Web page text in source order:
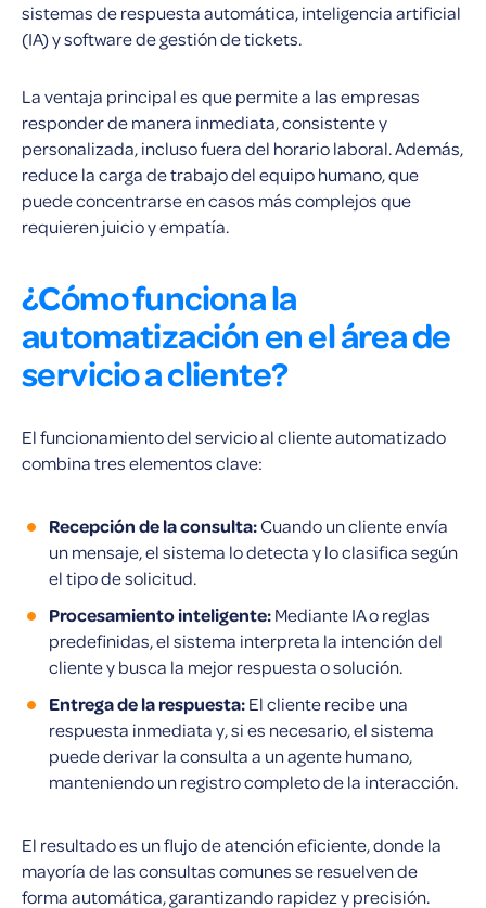
sistemas de respuesta automática, inteligencia artificial
(IA) y software de gestión de tickets.
La ventaja principal es que permite a las empresas
responder de manera inmediata, consistente y
personalizada, incluso fuera del horario laboral. Además,
reduce la carga de trabajo del equipo humano, que
puede concentrarse en casos más complejos que
requieren juicio y empatía.
¿Cómo funciona la
automatización en el área de
servicio a cliente?
El funcionamiento del servicio al cliente automatizado
combina tres elementos clave:
Recepción de la consulta:Cuando un cliente envía
un mensaje, el sistema lo detecta y lo clasifica según
el tipo de solicitud.
Procesamiento inteligente:Mediante IA o reglas
predefinidas, el sistema interpreta la intención del
cliente y busca la mejor respuesta o solución.
Entrega de la respuesta:El cliente recibe una
respuesta inmediata y, si es necesario, el sistema
puede derivar la consulta a un agente humano,
manteniendo un registro completo de la interacción.
El resultado es un flujo de atención eficiente, donde la
mayoría de las consultas comunes se resuelven de
forma automática, garantizando rapidez y precisión.